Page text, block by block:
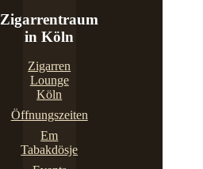
Zigarrentraum
in Köln
Zigarren
Lounge
Köln
Öffnungszeiten
Em
Tabakdösje